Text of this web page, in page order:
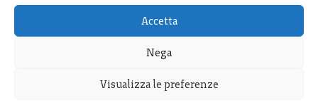
Accetta
Nega
Visualizza le preferenze
p.i. 12520270153